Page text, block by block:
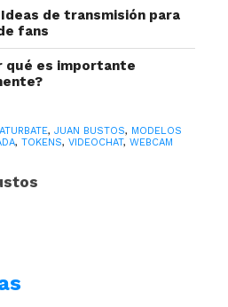
en medio de
de transmisión para
fans
qué es importante
, JUAN BUSTOS, MODELOS
, TOKENS, VIDEOCHAT, WEBCAM